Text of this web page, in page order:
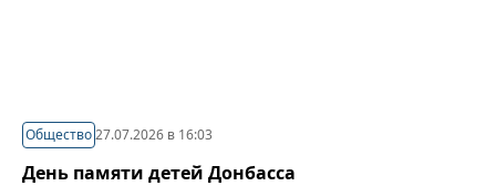
Общество27.07.2026 в 16:03
День памяти детей Донбасса